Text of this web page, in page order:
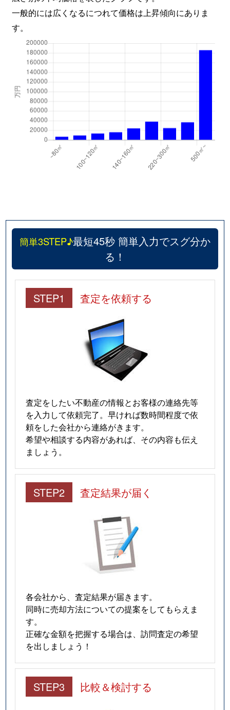
一般的には広くなるにつれて価格は上昇傾向にありま
す。
簡単3STEP♪最短45秒 簡単入力でスグ分か
る！
STEP1 査定を依頼する
査定をしたい不動産の情報とお客様の連絡先等
を入力して依頼完了。早ければ数時間程度で依
頼をした会社から連絡がきます。
希望や相談する内容があれば、その内容も伝え
ましょう。
STEP2 査定結果が届く
各会社から、査定結果が届きます。
同時に売却方法についての提案をしてもらえま
す。
正確な金額を把握する場合は、訪問査定の希望
を出しましょう！
STEP3 比較＆検討する